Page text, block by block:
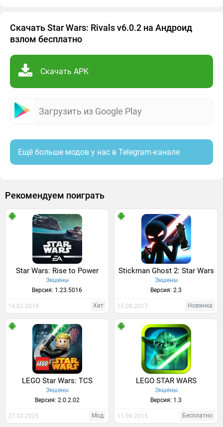
Скачать Star Wars: Rivals v6.0.2 на Андроид
взлом бесплатно
Скачать APK
Загрузить из Google Play
Ещё больше модов у нас в Telegram-канале
Рекомендуем поиграть
Star Wars: Rise to Power
Экшены
Версия: 1.23.5016
14.02.2018 Хит
Stickman Ghost 2: Star Wars
Экшены
Версия: 2.3
15.08.2017 Новинка
LEGO Star Wars: TCS
Экшены
Версия: 2.0.2.02
27.02.2025 Мод
LEGO STAR WARS
Экшены
Версия: 1.3
11.09.2015 Бесплатно